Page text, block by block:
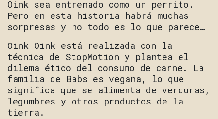
Oink sea entrenado como un perrito.
Pero en esta historia habrá muchas
sorpresas y no todo es lo que parece…
Oink Oink está realizada con la
técnica de StopMotion y plantea el
dilema ético del consumo de carne. La
familia de Babs es vegana, lo que
significa que se alimenta de verduras,
legumbres y otros productos de la
tierra.